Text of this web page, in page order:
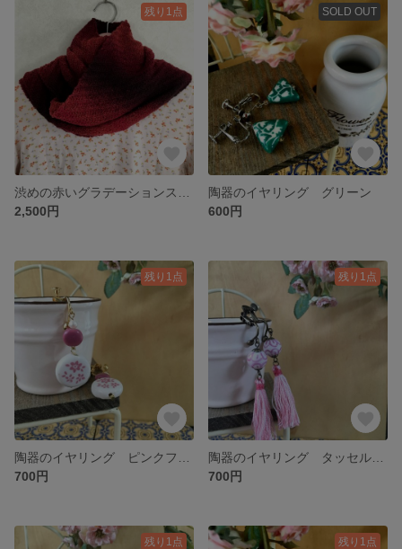
残り1点
2,500円
SOLD OUT
陶器のイヤリング グリーン
600円
残り1点
700円
残り1点
700円
残り1点 残り1点